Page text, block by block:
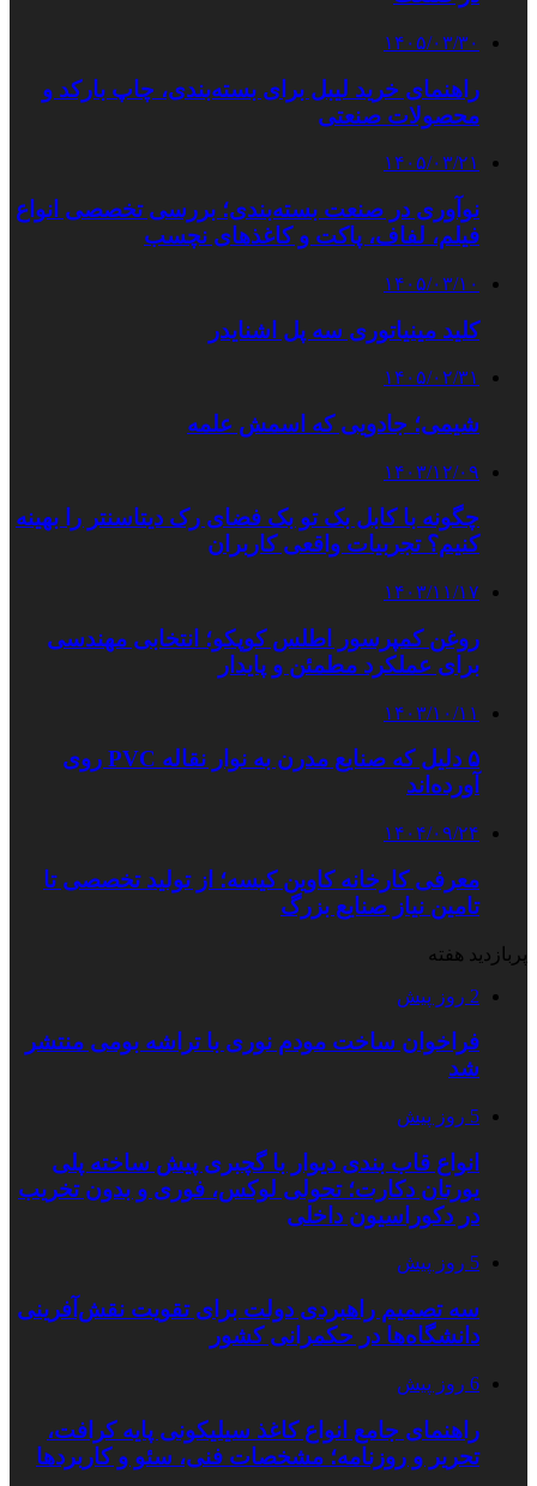
۱۴۰۵/۰۳/۳۰
راهنمای خرید لیبل برای بسته‌بندی، چاپ بارکد و
محصولات صنعتی
۱۴۰۵/۰۳/۲۱
نوآوری در صنعت بسته‌بندی؛ بررسی تخصصی انواع
فیلم، لفاف، پاکت و کاغذهای نچسب
۱۴۰۵/۰۳/۱۰
کلید مینیاتوری سه پل اشنایدر
۱۴۰۵/۰۲/۳۱
شیمی؛ جادویی که اسمش علمه
۱۴۰۳/۱۲/۰۹
چگونه با کابل بک تو بک فضای رک دیتاسنتر را بهینه
کنیم؟ تجربیات واقعی کاربران
۱۴۰۳/۱۱/۱۷
روغن کمپرسور اطلس کوپکو؛ انتخابی مهندسی
برای عملکرد مطمئن و پایدار
۱۴۰۳/۱۰/۱۱
۵ دلیل که صنایع مدرن به نوار نقاله PVC روی
آورده‌اند
۱۴۰۴/۰۹/۲۴
معرفی کارخانه کاوین کیسه؛ از تولید تخصصی تا
تامین نیاز صنایع بزرگ
پربازدید هفته
2 روز پیش
فراخوان ساخت مودم نوری با تراشه بومی منتشر
شد
5 روز پیش
انواع قاب بندی دیوار با گچبری پیش ساخته پلی
یورتان دکارت؛ تحولی لوکس، فوری و بدون تخریب
در دکوراسیون داخلی
5 روز پیش
سه تصمیم راهبردی دولت برای تقویت نقش‌آفرینی
دانشگاه‌ها در حکمرانی کشور
6 روز پیش
راهنمای جامع انواع کاغذ سیلیکونی پایه کرافت،
تحریر و روزنامه؛ مشخصات فنی، سئو و کاربردها